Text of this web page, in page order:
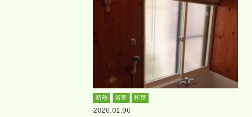
断熱 浴室 和室
2026.01.06